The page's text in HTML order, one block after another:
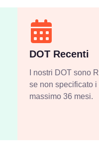
DOT Recenti
I nostri DOT sono
se non specificato i
massimo 36 mesi.